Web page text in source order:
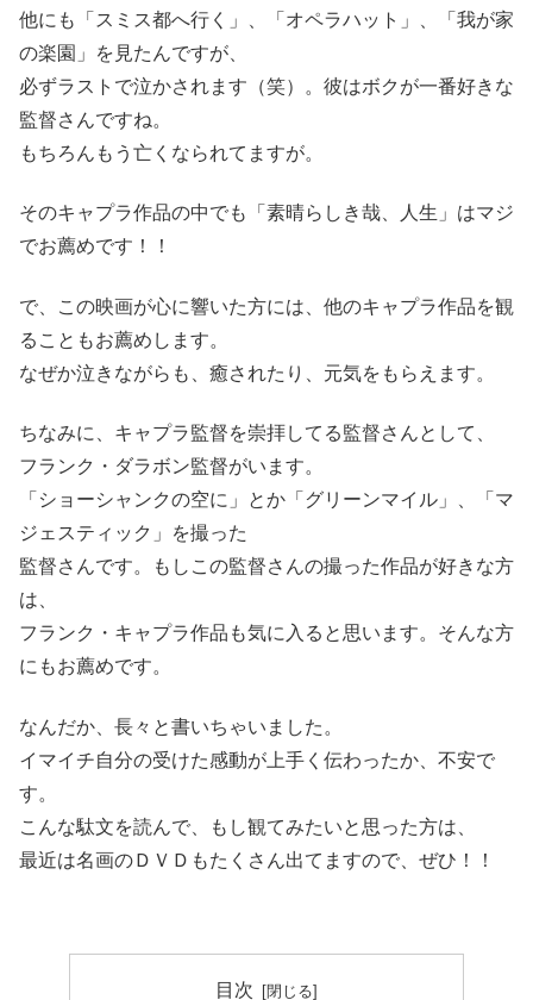
他にも「スミス都へ行く」、「オペラハット」、「我が家
の楽園」を見たんですが、
必ずラストで泣かされます（笑）。彼はボクが一番好きな
監督さんですね。
もちろんもう亡くなられてますが。
そのキャプラ作品の中でも「素晴らしき哉、人生」はマジ
でお薦めです！！
で、この映画が心に響いた方には、他のキャプラ作品を観
ることもお薦めします。
なぜか泣きながらも、癒されたり、元気をもらえます。
ちなみに、キャプラ監督を崇拝してる監督さんとして、
フランク・ダラボン監督がいます。
「ショーシャンクの空に」とか「グリーンマイル」、「マ
ジェスティック」を撮った
監督さんです。もしこの監督さんの撮った作品が好きな方
は、
フランク・キャプラ作品も気に入ると思います。そんな方
にもお薦めです。
なんだか、長々と書いちゃいました。
イマイチ自分の受けた感動が上手く伝わったか、不安で
す。
こんな駄文を読んで、もし観てみたいと思った方は、
最近は名画のＤＶＤもたくさん出てますので、ぜひ！！
目次